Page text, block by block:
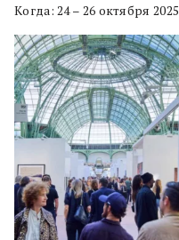
Когда: 24 – 26 октября 2025